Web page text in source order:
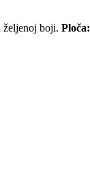
željenoj boji. Ploča: